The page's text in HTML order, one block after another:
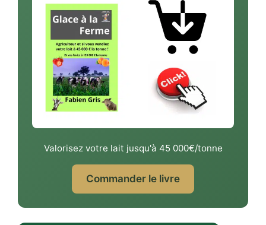
Valorisez votre lait jusqu'à 45 000€/tonne
Commander le livre